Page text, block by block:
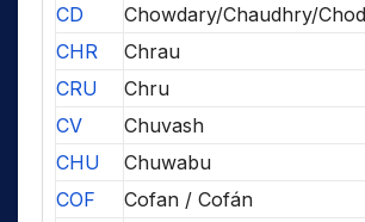
CD
Chowdary/Chaudhry/
CHR
Chrau
CRU
Chru
CV
Chuvash
CHU
Chuwabu
COF
Cofan / Cofán